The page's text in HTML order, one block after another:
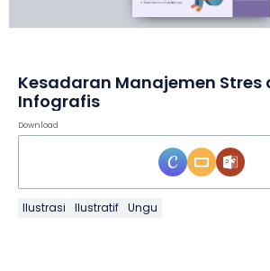
Kesadaran Manajemen Stres
Infografis
Download
Ilustrasi Ilustratif Ungu